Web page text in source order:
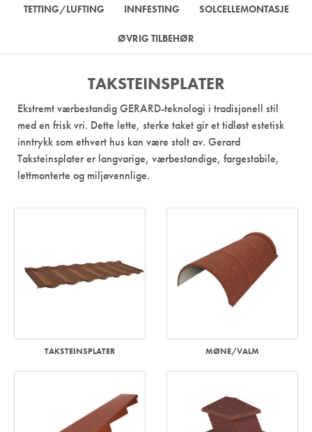
TETTING/LUFTING INNFESTING SOLCELLEMONTASJE
ØVRIG TILBEHØR
TAKSTEINSPLATER
Ekstremt værbestandig GERARD-teknologi i tradisjonell stil
med en frisk vri. Dette lette, sterke taket gir et tidløst estetisk
inntrykk som ethvert hus kan være stolt av. Gerard
Taksteinsplater er langvarige, værbestandige, fargestabile,
lettmonterte og miljøvennlige.
TAKSTEINSPLATER MØNE/VALM